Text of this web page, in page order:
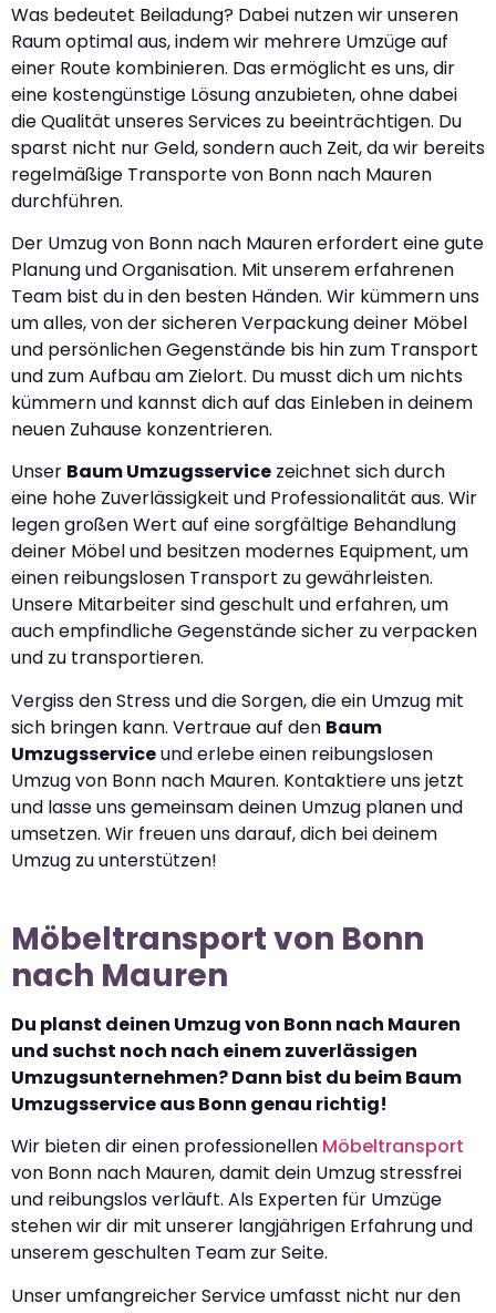
Was bedeutet Beiladung? Dabei nutzen wir unseren
Raum optimal aus, indem wir mehrere Umzüge auf
einer Route kombinieren. Das ermöglicht es uns, dir
eine kostengünstige Lösung anzubieten, ohne dabei
die Qualität unseres Services zu beeinträchtigen. Du
sparst nicht nur Geld, sondern auch Zeit, da wir bereits
regelmäßige Transporte von Bonn nach Mauren
durchführen.
Der Umzug von Bonn nach Mauren erfordert eine gute
Planung und Organisation. Mit unserem erfahrenen
Team bist du in den besten Händen. Wir kümmern uns
um alles, von der sicheren Verpackung deiner Möbel
und persönlichen Gegenstände bis hin zum Transport
und zum Aufbau am Zielort. Du musst dich um nichts
kümmern und kannst dich auf das Einleben in deinem
neuen Zuhause konzentrieren.
Unser Baum Umzugsservice zeichnet sich durch
eine hohe Zuverlässigkeit und Professionalität aus. Wir
legen großen Wert auf eine sorgfältige Behandlung
deiner Möbel und besitzen modernes Equipment, um
einen reibungslosen Transport zu gewährleisten.
Unsere Mitarbeiter sind geschult und erfahren, um
auch empfindliche Gegenstände sicher zu verpacken
und zu transportieren.
Vergiss den Stress und die Sorgen, die ein Umzug mit
sich bringen kann. Vertraue auf den Baum
Umzugsserviceund erlebe einen reibungslosen
Umzug von Bonn nach Mauren. Kontaktiere uns jetzt
und lasse uns gemeinsam deinen Umzug planen und
umsetzen. Wir freuen uns darauf, dich bei deinem
Umzug zu unterstützen!
Möbeltransport von Bonn
nach Mauren
Du planst deinen Umzug von Bonn nach Mauren
und suchst noch nach einem zuverlässigen
Umzugsunternehmen? Dann bist du beim Baum
Umzugsservice aus Bonn genau richtig!
Wir bieten dir einen professionellen Möbeltransport
von Bonn nach Mauren, damit dein Umzug stressfrei
und reibungslos verläuft. Als Experten für Umzüge
stehen wir dir mit unserer langjährigen Erfahrung und
unserem geschulten Team zur Seite.
Unser umfangreicher Service umfasst nicht nur den